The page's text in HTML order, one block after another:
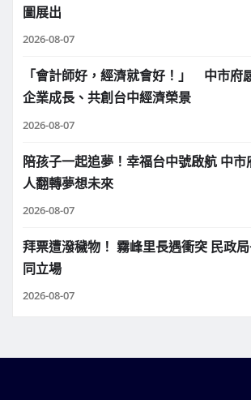
圖展出
2026-08-07
「會計師好，經濟就會好！」 中市府
企業成長、共創台中經濟榮景
2026-08-07
陪孩子一起追夢！幸福台中號啟航 中
人翻轉夢想未來
2026-08-07
拜票遭潑穢物！ 霧峰里長遇衝突 民政
同立場
2026-08-07